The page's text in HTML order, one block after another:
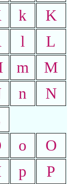
k
K
l
L
m
M
n
N
o
O
p
P